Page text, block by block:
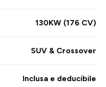
130KW (176 CV)
SUV & Crossover
Inclusa e deducibile